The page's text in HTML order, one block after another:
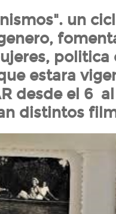
un
politica
estara
desde el 6
distintos